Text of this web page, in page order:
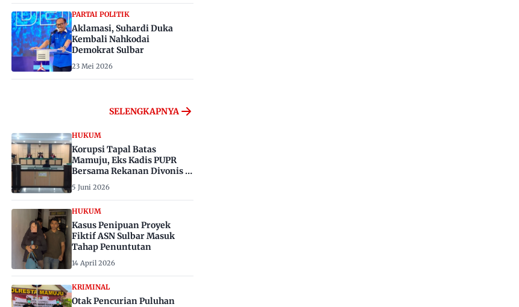
PARTAI POLITIK
Aklamasi, Suhardi Duka
Kembali Nahkodai
Demokrat Sulbar
23 Mei 2026
SELENGKAPNYA
HUKUM
Korupsi Tapal Batas
Mamuju, Eks Kadis PUPR
Bersama Rekanan Divonis 6
dan 8 Tahun Penjara
5 Juni 2026
HUKUM
Kasus Penipuan Proyek
Fiktif ASN Sulbar Masuk
Tahap Penuntutan
14 April 2026
KRIMINAL
Otak Pencurian Puluhan